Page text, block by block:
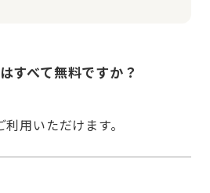
すべて無料ですか？
用いただけます。